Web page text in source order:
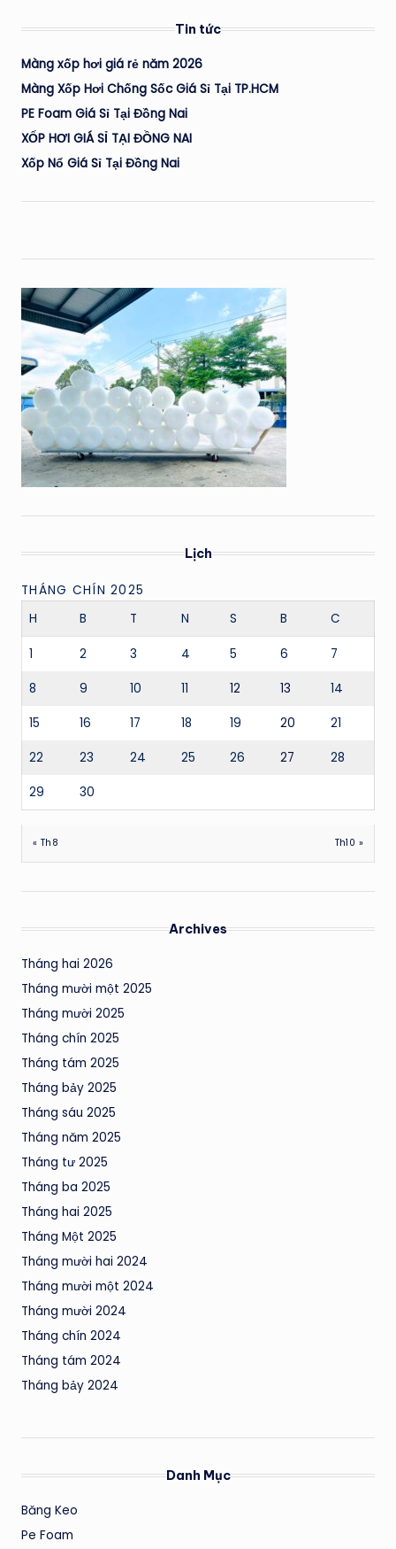
Tin tức
Màng xốp hơi giá rẻ năm 2026
Màng Xốp Hơi Chống Sốc Giá Sỉ Tại TP.HCM
PE Foam Giá Sỉ Tại Đồng Nai
XỐP HƠI GIÁ SỈ TẠI ĐỒNG NAI
Xốp Nổ Giá Sỉ Tại Đồng Nai
Lịch
THÁNG CHÍN 2025
H
B T N S B C
1 2 3 4 5 6 7
8 9 10 11 12 13 14
15 16 17 18 19 20 21
22 23 24 25 26 27 28
29 30
« Th8 Th10 »
Archives
Tháng hai 2026
Tháng mười một 2025
Tháng mười 2025
Tháng chín 2025
Tháng tám 2025
Tháng bảy 2025
Tháng sáu 2025
Tháng năm 2025
Tháng tư 2025
Tháng ba 2025
Tháng hai 2025
Tháng Một 2025
Tháng mười hai 2024
Tháng mười một 2024
Tháng mười 2024
Tháng chín 2024
Tháng tám 2024
Tháng bảy 2024
Danh Mục
Băng Keo
Pe Foam